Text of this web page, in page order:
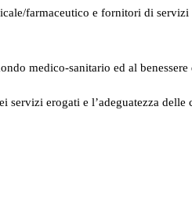
farmaceutico e fornitori di
medico-sanitario ed al
erogati e l’adeguatezza